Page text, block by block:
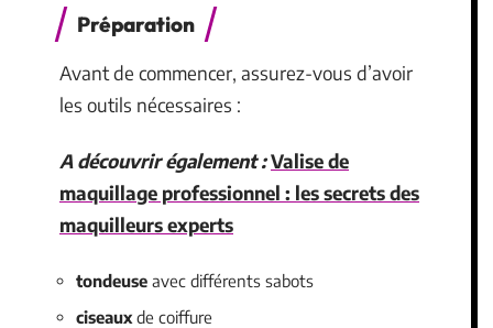
Préparation
Avant de commencer, assurez-vous d’avoir
les outils nécessaires :
A découvrir également :Valise de
maquillage professionnel : les secrets des
maquilleurs experts
tondeuse avec différents sabots
ciseaux de coiffure